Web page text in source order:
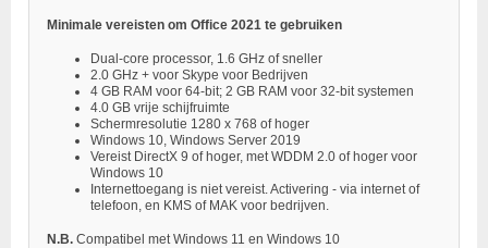
Minimale vereisten om Office 2021 te gebruiken
Dual-core processor, 1.6 GHz of sneller
2.0 GHz + voor Skype voor Bedrijven
4 GB RAM voor 64-bit; 2 GB RAM voor 32-bit systemen
4.0 GB vrije schijfruimte
Schermresolutie 1280 x 768 of hoger
Windows 10, Windows Server 2019
Vereist DirectX 9 of hoger, met WDDM 2.0 of hoger voor
Windows 10
Internettoegang is niet vereist. Activering - via internet of
telefoon, en KMS of MAK voor bedrijven.
N.B. Compatibel met Windows 11 en Windows 10